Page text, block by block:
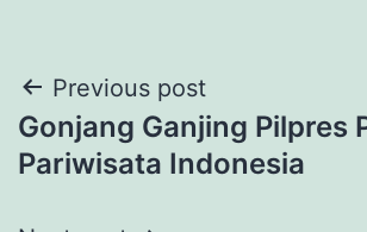
Post
navigation
Previous post
Gonjang Ganjing Pilpres
Pariwisata Indonesia